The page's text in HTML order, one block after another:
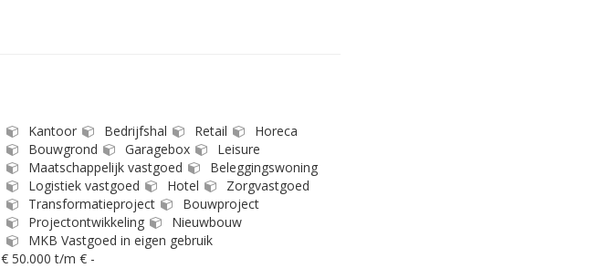
Kantoor Bedrijfshal Retail
Horeca
Bouwgrond
Garagebox
Leisure
Maatschappelijk vastgoed
Beleggingswoning
Logistiek vastgoed
Hotel
Zorgvastgoed
Transformatieproject
Bouwproject
Projectontwikkeling
Nieuwbouw
MKB Vastgoed in eigen gebruik
€ 50.000 t/m € -